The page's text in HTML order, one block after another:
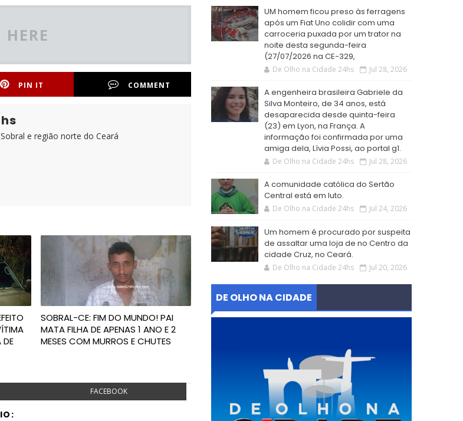
PIN IT COMMENT
e região norte do Ceará
DE
SOBRAL-CE: FIM DO MUNDO! PAI
MATA FILHA DE APENAS 1 ANO E 2
MESES COM MURROS E CHUTES
FACEBOOK
UM homem ficou preso às ferragens
após um Fiat Uno colidir com uma
carroceria puxada por um trator na
noite desta segunda-feira
(27/07/2026 na CE-329,
De Olho na Cidade 24hs Jul 28, 2026
A engenheira brasileira Gabriele da
Silva Monteiro, de 34 anos, está
desaparecida desde quinta-feira
(23) em Lyon, na França. A
informação foi confirmada por uma
amiga dela, Lívia Possi, ao portal g1.
De Olho na Cidade 24hs Jul 28, 2026
A comunidade católica do Sertão
Central está em luto.
De Olho na Cidade 24hs Jul 24, 2026
Um homem é procurado por suspeita
de assaltar uma loja de no Centro da
cidade Cruz, no Ceará.
De Olho na Cidade 24hs Jul 20, 2026
DE OLHO NA CIDADE